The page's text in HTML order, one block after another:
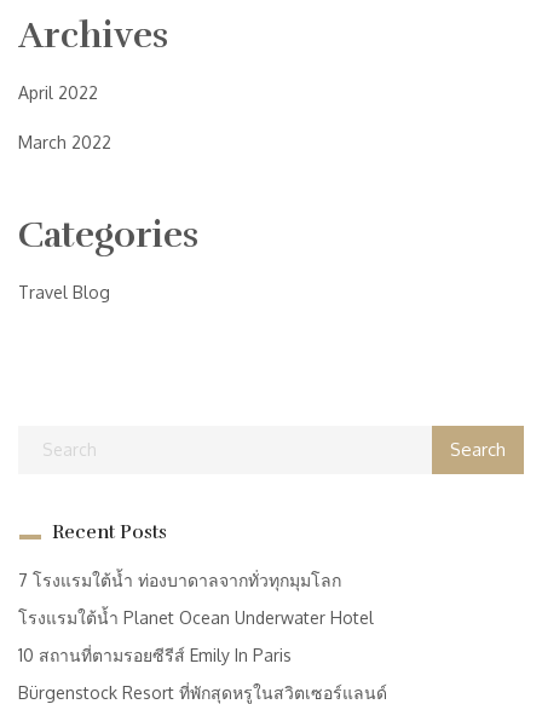
Archives
April 2022
March 2022
Categories
Travel Blog
Recent Posts
7 โรงแรมใต้น้ำ ท่องบาดาลจากทั่วทุกมุมโลก
โรงแรมใต้น้ำ Planet Ocean Underwater Hotel
10 สถานที่ตามรอยซีรีส์ Emily In Paris
Bürgenstock Resort ที่พักสุดหรูในสวิตเซอร์แลนด์